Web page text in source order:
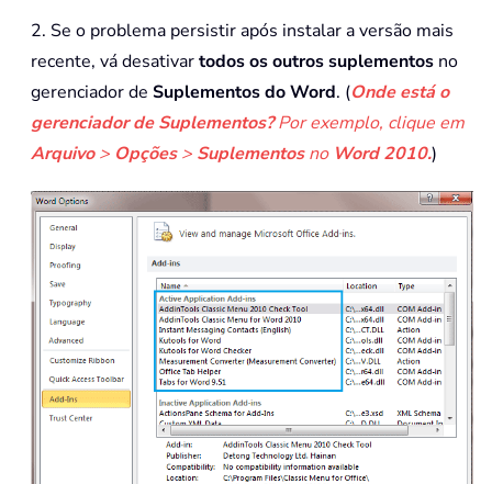
2. Se o problema persistir após instalar a versão mais
recente, vá desativartodos os outros suplementos no
gerenciador de Suplementos do Word. (Onde está o
gerenciador de Suplementos?Por exemplo, clique em
Arquivo> Opções> SuplementosnoWord 2010.)